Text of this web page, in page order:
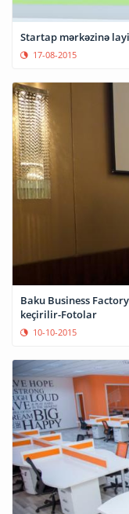
Startap mərkəzinə
17-08-2015
Baku Business
keçirilir-Fotolar
10-10-2015